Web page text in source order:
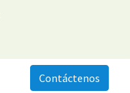
Contáctenos